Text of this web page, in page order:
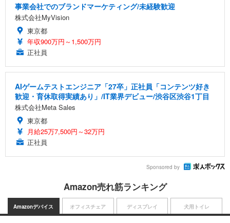
事業会社でのブランドマーケティング/未経験歓迎
株式会社MyVision
東京都
年収900万円～1,500万円
正社員
AIゲームテストエンジニア「27卒」正社員「コンテンツ好き
歓迎・育休取得実績あり」/IT業界デビュー/渋谷区渋谷1丁目
株式会社Meta Sales
東京都
月給25万7,500円～32万円
正社員
Sponsored by
Amazon売れ筋ランキング
Amazonデバイス オフィスチェア ディスプレイ 犬用トイレ